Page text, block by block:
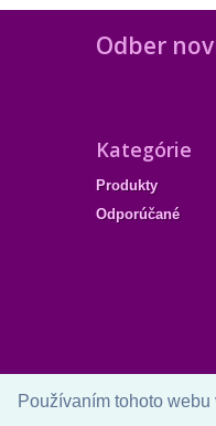
Používaním tohoto
Odber
Kategórie
Produkty
Odporúčané